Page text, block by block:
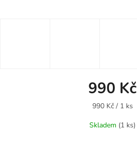
990 Kč
Měrná
990 Kč / 1 ks
Skladem (1 ks)